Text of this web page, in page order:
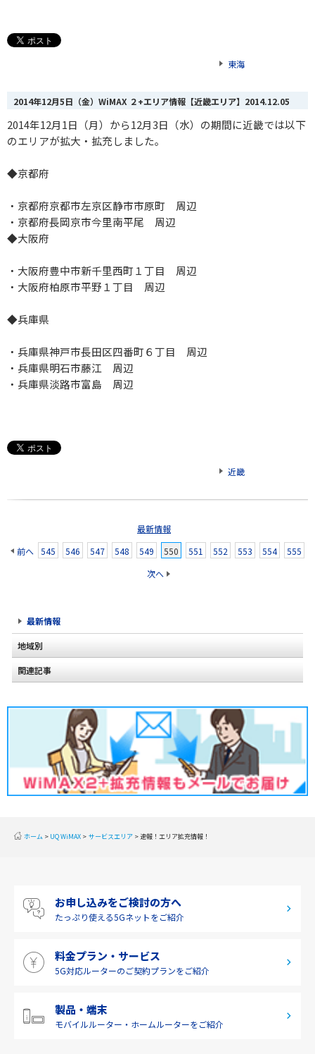
東海
2014年12月5日（金）WiMAX ２+エリア情報【近畿エリア】 2014.12.05
2014年12月1日（月）から12月3日（水）の期間に近畿では以下
のエリアが拡大・拡充しました。
◆京都府
・京都府京都市左京区静市市原町 周辺
・京都府長岡京市今里南平尾 周辺
◆大阪府
・大阪府豊中市新千里西町１丁目 周辺
・大阪府柏原市平野１丁目 周辺
◆兵庫県
・兵庫県神戸市長田区四番町６丁目 周辺
・兵庫県明石市藤江 周辺
・兵庫県淡路市富島 周辺
近畿
最新情報
前へ 545 546 547 548 549 550 551 552 553 554
555
次へ
最新情報
地域別
北海道
甲信越
北陸
九州・沖縄
関連記事
2020年1月(2)
2019年12月(2)
2019年11月(2)
2019年10月(1)
2019年6月(1)
2019年4月(1)
2019年2月(7)
ホーム UQ WiMAX サービスエリア 速報！エリア拡充情報！
お申し込みをご検討の方へ
たっぷり使える5Gネットをご紹介
料金プラン・サービス
5G対応ルーターのご契約プランをご紹介
製品・端末
モバイルルーター・ ホームルーターをご紹介